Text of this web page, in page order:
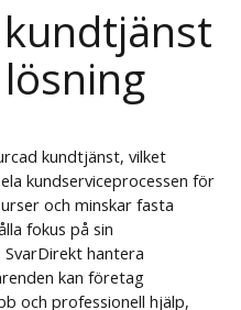
kundtjänst, vilket
kundserviceprocessen för
och minskar fasta
fokus på sin
hantera
kan företag
och professionell hjälp,